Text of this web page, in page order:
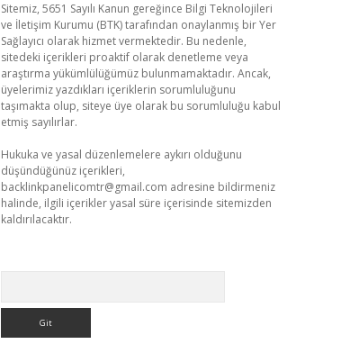
Sitemiz, 5651 Sayılı Kanun gereğince Bilgi Teknolojileri
ve İletişim Kurumu (BTK) tarafından onaylanmış bir Yer
Sağlayıcı olarak hizmet vermektedir. Bu nedenle,
sitedeki içerikleri proaktif olarak denetleme veya
araştırma yükümlülüğümüz bulunmamaktadır. Ancak,
üyelerimiz yazdıkları içeriklerin sorumluluğunu
taşımakta olup, siteye üye olarak bu sorumluluğu kabul
etmiş sayılırlar.
Hukuka ve yasal düzenlemelere aykırı olduğunu
düşündüğünüz içerikleri,
backlinkpanelicomtr@gmail.com adresine bildirmeniz
halinde, ilgili içerikler yasal süre içerisinde sitemizden
kaldırılacaktır.